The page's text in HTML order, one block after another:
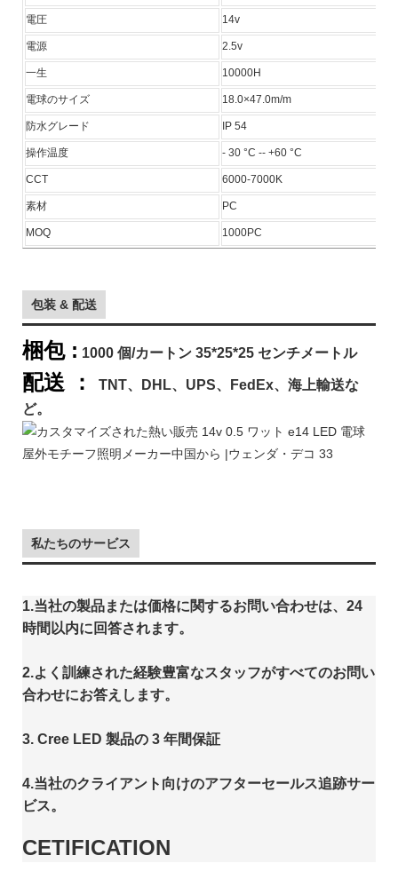
電圧 14v
電源 2.5v
一生 10000H
電球のサイズ 18.0×47.0m/m
防水グレード IP 54
操作温度 - 30 °C -- +60 °C
CCT 6000-7000K
素材 PC
MOQ 1000PC
包装 & 配送
梱包 : 1000 個/カートン 35*25*25 センチメートル
配送 ：
TNT、DHL、UPS、FedEx、海上輸送な
ど。
私たちのサービス
1.当社の製品または価格に関するお問い合わせは、24
時間以内に回答されます。
2.よく訓練された経験豊富なスタッフがすべてのお問い
合わせにお答えします。
3. Cree LED 製品の 3 年間保証
4.当社のクライアント向けのアフターセールス追跡サー
ビス。
CETIFICATION